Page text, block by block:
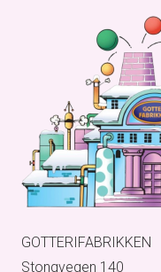
GOTTERIFABRIKKEN
Stongvegen 140